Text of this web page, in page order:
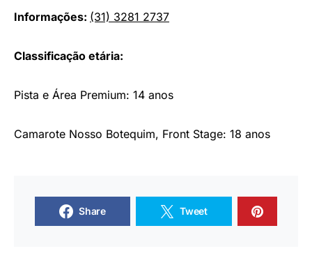
Informações: (31) 3281 2737
Classificação etária:
Pista e Área Premium: 14 anos
Camarote Nosso Botequim, Front Stage: 18 anos
Share Tweet